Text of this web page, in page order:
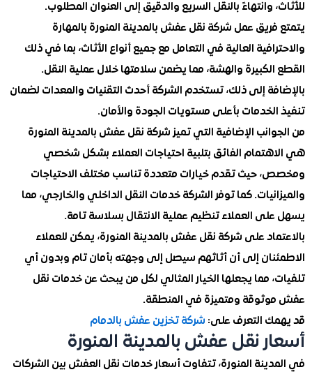
وانتهاءً بالنقل السريع والدقيق إلى العنوان المطلوب.
عمل شركة نقل عفش بالمدينة المنورة بالمهارة
العالية في التعامل مع جميع أنواع الأثاث، بما في ذلك
والهشة، مما يضمن سلامتها خلال عملية النقل.
إلى ذلك، تستخدم الشركة أحدث التقنيات والمعدات لضمان
بأعلى مستويات الجودة والأمان.
الإضافية التي تميز شركة نقل عفش بالمدينة المنورة
الفائق بتلبية احتياجات العملاء بشكل شخصي
حيث تقدم خيارات متعددة تناسب مختلف الاحتياجات
كما توفر الشركة خدمات النقل الداخلي والخارجي، مما
العملاء تنظيم عملية الانتقال بسلاسة تامة.
على شركة نقل عفش بالمدينة المنورة، يمكن للعملاء
إلى أن أثاثهم سيصل إلى وجهته بأمان تام وبدون أي
مما يجعلها الخيار المثالي لكل من يبحث عن خدمات نقل
ومتميزة في المنطقة.
التعرف على:شركة تخزين عفش بالدمام
نقل عفش بالمدينة المنورة
المنورة، تتفاوت أسعار خدمات نقل العفش بين الشركات